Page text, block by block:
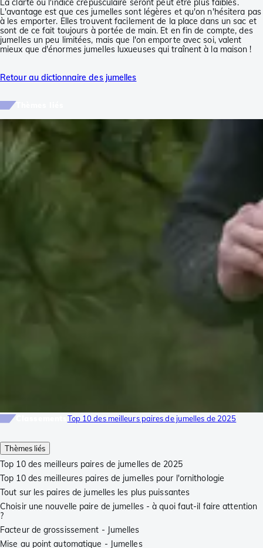
Thèmes liés
Top 10 des meilleurs paires de jumelles de 2025
Top 10 des meilleures paires de jumelles pour l'ornithologie
Tout sur les paires de jumelles les plus puissantes
Choisir une nouvelle paire de jumelles - à quoi faut-il faire attention
?
Facteur de grossissement - Jumelles
Mise au point automatique - Jumelles
La clarté ou l'indice crépusculaire seront peut être plus faibles.
L'avantage est que ces jumelles sont légères et qu'on n'hésitera pas
à les emporter. Elles trouvent facilement de la place dans un sac et
sont de ce fait toujours à portée de main. Et en fin de compte, des
jumelles un peu limitées, mais que l'on emporte avec soi, valent
mieux que d'énormes jumelles luxueuses qui traînent à la maison !
Retour au dictionnaire des jumelles
Top 10 des meilleurs paires de jumelles de 2025